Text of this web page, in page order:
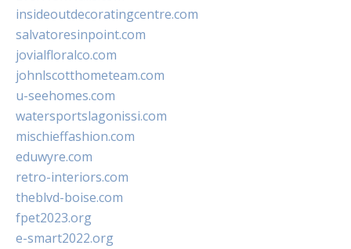
insideoutdecoratingcentre.com
salvatoresinpoint.com
jovialfloralco.com
johnlscotthometeam.com
u-seehomes.com
watersportslagonissi.com
mischieffashion.com
eduwyre.com
retro-interiors.com
theblvd-boise.com
fpet2023.org
e-smart2022.org